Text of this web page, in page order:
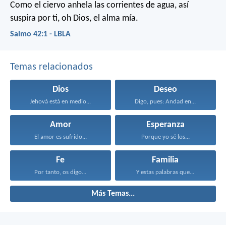
Como el ciervo anhela las corrientes de agua, así
suspira por ti, oh Dios, el alma mía.
Salmo 42:1 - LBLA
Temas relacionados
Dios
Jehová está en medio...
Deseo
Digo, pues: Andad en...
Amor
El amor es sufrido...
Esperanza
Porque yo sé los...
Fe
Por tanto, os digo...
Familia
Y estas palabras que...
Más Temas...